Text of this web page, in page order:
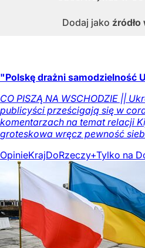
Dodaj jako źródło
"Polskę drażni samodzielność
CO PISZĄ NA WSCHODZIE ||
publicyści prześcigają się w
komentarzach na temat relacji
groteskowa wręcz pewność
OpinieKrajDoRzeczy+Tylko na